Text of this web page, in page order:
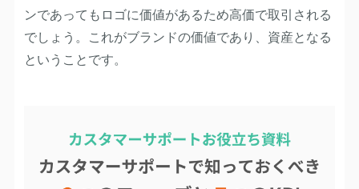
ンであってもロゴに価値があるため高価で取引される
でしょう。これがブランドの価値であり、資産となる
ということです。